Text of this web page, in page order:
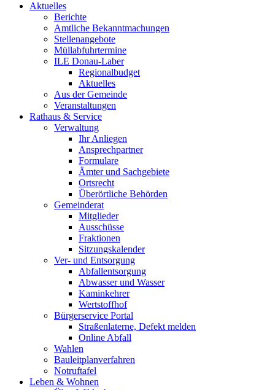
Aktuelles
Berichte
Amtliche Bekanntmachungen
Stellenangebote
Müllabfuhrtermine
ILE Donau-Laber
Regionalbudget
Aktuelles
Aus der Gemeinde
Veranstaltungen
Rathaus & Service
Verwaltung
Ihr Anliegen
Ansprechpartner
Formulare
Ämter und Sachgebiete
Ortsrecht
Überörtliche Behörden
Gemeinderat
Mitglieder
Ausschüsse
Fraktionen
Sitzungskalender
Ver- und Entsorgung
Abfallentsorgung
Abwasser und Wasser
Kaminkehrer
Wertstoffhof
Bürgerservice Portal
Straßenlaterne, Defekt melden
Online Abfall
Wahlen
Bauleitplanverfahren
Notruftafel
Leben & Wohnen